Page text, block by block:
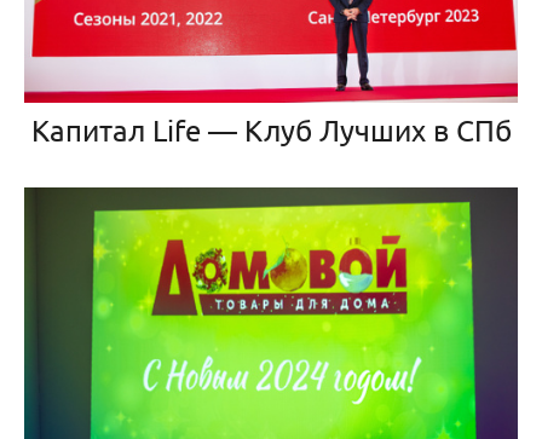
Капитал Life — Клуб Лучших в СПб